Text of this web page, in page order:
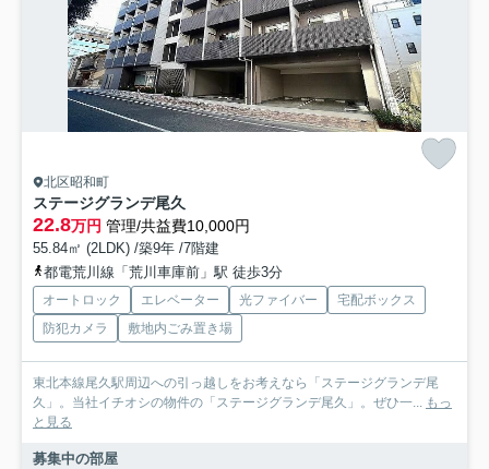
北区昭和町
ステージグランデ尾久
22.8万円 管理/共益費10,000円
55.84㎡ (2LDK) /築9年 /7階建
都電荒川線「荒川車庫前」駅 徒歩3分
オートロック エレベーター 光ファイバー
宅配ボックス
防犯カメラ
敷地内ごみ置き場
東北本線尾久駅周辺への引っ越しをお考えなら「ステージグランデ尾
久」。当社イチオシの物件の「ステージグランデ尾久」。ぜひ一... もっ
と見る
募集中の部屋